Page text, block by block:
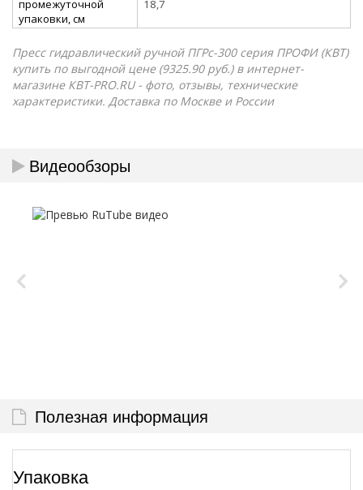
промежуточной
упаковки, см
18,7
Пресс гидравлический ручной ПГРс-300 серия ПРОФИ (КВТ)
купить по выгодной цене (9325.90 руб.) в интернет-
магазине КВТ-PRO.RU - фото, отзывы, технические
характеристики. Доставка по Москве и России
Видеообзоры
Полезная информация
Упаковка